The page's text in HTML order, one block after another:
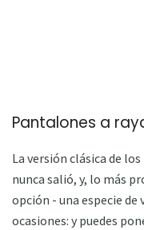
Pantalones a
La versión clásica de
nunca salió, y, lo más
opción - una especie
ocasiones: y puedes